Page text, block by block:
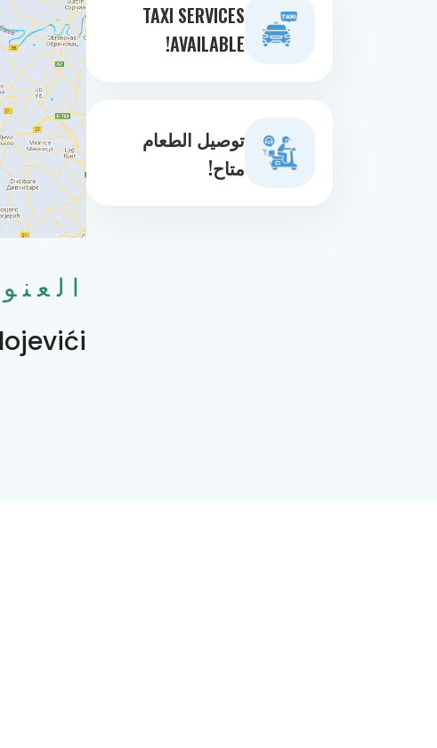
TAXI SERVICES
AVAILABLE!
توصيل الطعام
متاح!